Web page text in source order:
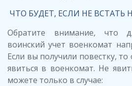
ЧТО БУДЕТ, ЕСЛИ НЕ ВСТАТЬ
Обратите внимание, что
воинский учет военкомат
Если вы получили повестку,
явиться в военкомат. Не
можете только в случае: